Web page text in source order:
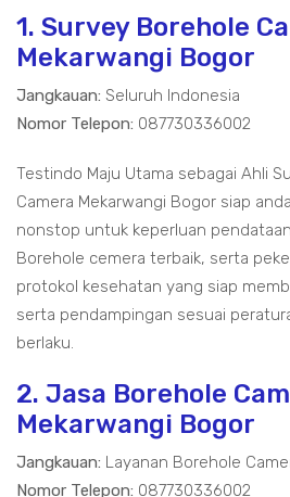
1. Survey Borehole
Mekarwangi Bogor
Jangkauan: Seluruh Indonesia
Nomor Telepon: 087730336002
Testindo Maju Utama sebagai Ahli
Camera Mekarwangi Bogor siap
nonstop untuk keperluan
Borehole cemera terbaik, serta
protokol kesehatan yang siap
serta pendampingan sesuai
berlaku.
2. Jasa Borehole
Mekarwangi Bogor
Jangkauan: Layanan Borehole
Nomor Telepon: 087730336002